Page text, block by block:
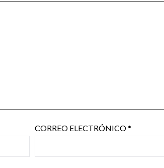
CORREO ELECTRÓNICO*